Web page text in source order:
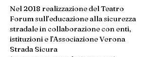
Nel 2018 realizzazione del Teatro
Forum sull’educazione alla sicurezza
stradale in collaborazione con enti,
istituzioni e l’Associazione Verona
Strada Sicura